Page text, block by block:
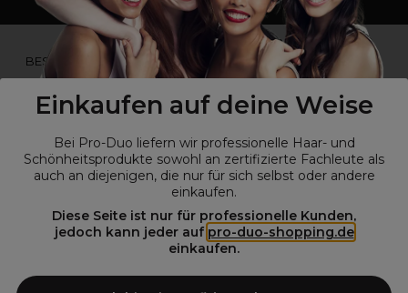
Einkaufen auf deine Weise
Bei Pro-Duo liefern wir professionelle Haar- und
Schönheitsprodukte sowohl an zertifizierte Fachleute als
auch an diejenigen, die nur für sich selbst oder andere
einkaufen.
Diese Seite ist nur für professionelle Kunden,
jedoch kann jeder auf pro-duo-shopping.de
einkaufen.
*Du bist kein Profikunde?
BESUCHE
UNSERE WEBSEITE FÜR ENDVERBRAUCHER.*